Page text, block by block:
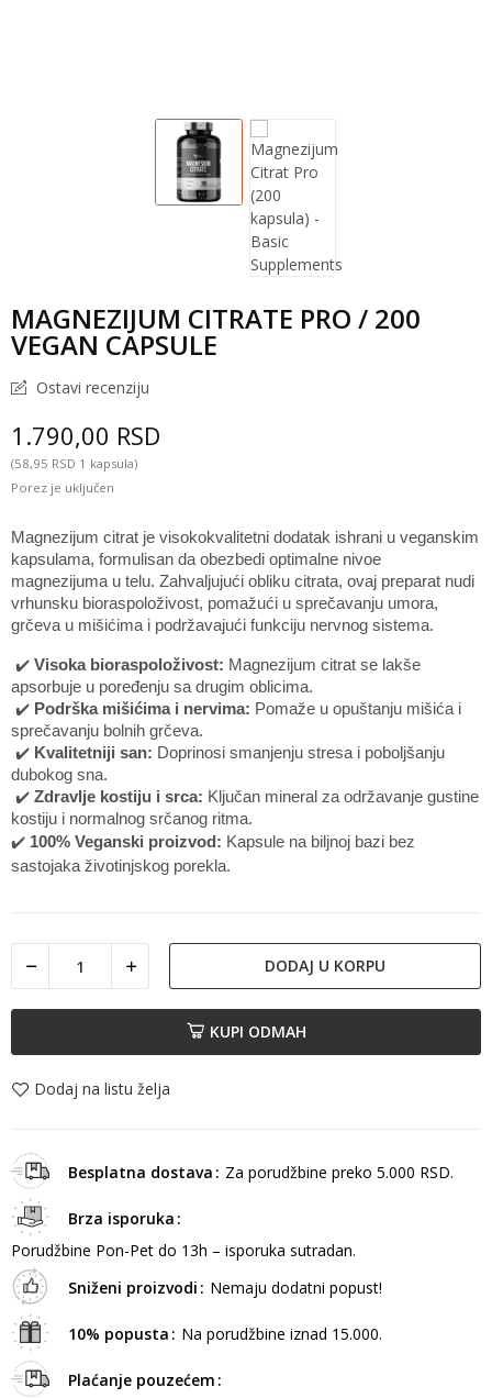
MAGNEZIJUM CITRATE PRO / 200
VEGAN CAPSULE
Ostavi recenziju
1.790,00 RSD
(58,95 RSD 1 kapsula)
Porez je uključen
Magnezijum citrat je visokokvalitetni dodatak ishrani u veganskim
kapsulama, formulisan da obezbedi optimalne nivoe
magnezijuma u telu. Zahvaljujući obliku citrata, ovaj preparat nudi
vrhunsku bioraspoloživost, pomažući u sprečavanju umora,
grčeva u mišićima i podržavajući funkciju nervnog sistema.
✔️ Visoka bioraspoloživost: Magnezijum citrat se lakše
apsorbuje u poređenju sa drugim oblicima.
✔️ Podrška mišićima i nervima: Pomaže u opuštanju mišića i
sprečavanju bolnih grčeva.
✔️ Kvalitetniji san: Doprinosi smanjenju stresa i poboljšanju
dubokog sna.
✔️ Zdravlje kostiju i srca: Ključan mineral za održavanje gustine
kostiju i normalnog srčanog ritma.
✔️ 100% Veganski proizvod: Kapsule na biljnoj bazi bez
sastojaka životinjskog porekla.
DODAJ U KORPU
KUPI ODMAH
Dodaj na listu želja
Besplatna dostava Za porudžbine preko 5.000 RSD.
Brza isporuka
Porudžbine Pon-Pet do 13h – isporuka sutradan.
Sniženi proizvodi
Nemaju dodatni popust!
10% popusta Na porudžbine iznad 15.000.
Plaćanje pouzećem